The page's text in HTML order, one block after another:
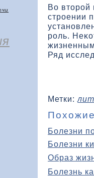
Во втοрой
строении
роль.
Ряд
Метки:
Болезни
Болезни
Образ
Болезнь